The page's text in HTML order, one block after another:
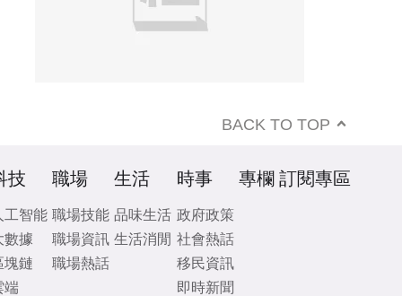
BACK TO TOP
技
工智能
數據
塊鏈
端
職場
職場技能
職場資訊
職場熱話
生活
品味生活
生活消閒
時事
政府政策
社會熱話
移民資訊
即時新聞
專欄 訂閱專區